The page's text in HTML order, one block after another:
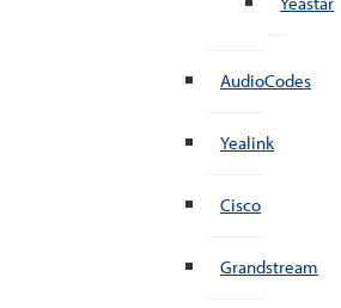
AudioCodes
Yealink
Cisco
Grandstream